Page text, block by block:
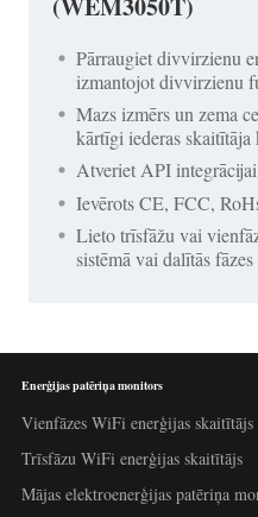
Pārraugiet divvirzienu
izmantojot divvirzienu
Mazs izmērs un zema
kārtīgi iederas skaitītāja
Atveriet API
Ievērots CE, FCC,
Lieto trīsfāžu vai
sistēmā vai dalītās fāzes
Enerģijas patēriņa monitors
Vienfāzes WiFi enerģijas skaitītājs
Trīsfāzu WiFi enerģijas skaitītājs
Mājas elektroenerģijas patēriņa